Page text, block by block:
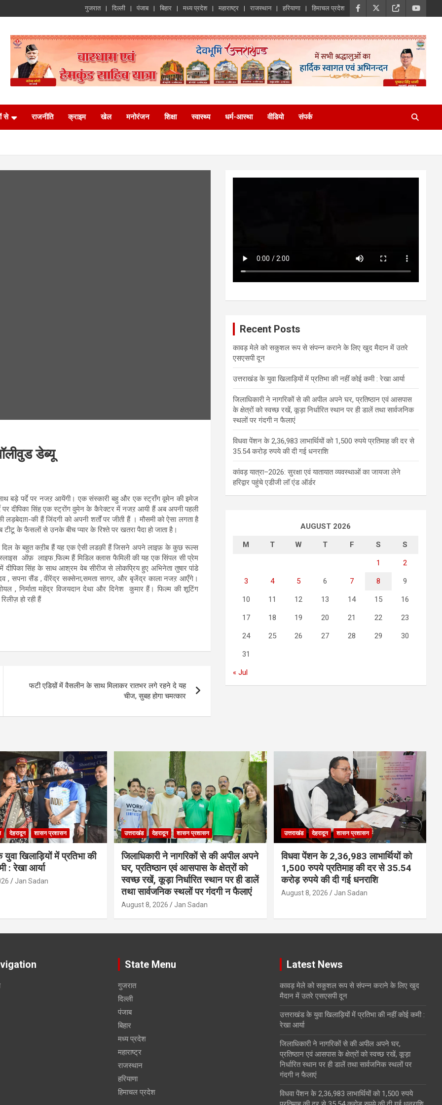
गुजरात दिल्ली पंजाब बिहार मध्य प्रदेश महाराष्ट्र राजस्थान हरियाणा हिमाचल प्रदेश
से राजनीति क्राइम खेल मनोरंजन शिक्षा स्वास्थ्य धर्म-आस्था वीडियो संपर्क
डेब्यू
बड़े पर्दे पर नजऱ आयेंगी। एक संस्कारी बहु और एक स्ट्रॉंग वूमेन की इमेज
पर दीपिका सिंह एक स्ट्रोंग वुमेन के कैरेक्टर में नजऱ आयी हैं अब अपनी पहली
की हैं जिंदगी को अपनी शर्तों पर जीती हैं । मौसमी को ऐसा लगता है
के फैसलों से उनके बीच प्यार के रिश्ते पर खतरा पैदा हो जाता है।
मेरे दिल के बहुत कऱीब हैं यह एक ऐसी लडक़ी हैं जिसने अपने लाइफ़ के कुछ रूल्स
ऑफ़ लाइफ फि़ल्म हैं मिडिल क्लास फैमिली की यह एक सिंपल सी प्रेम
सिंह के साथ आश्रम वेब सीरीज से लोकप्रिय हुए अभिनेता तुषार पांडे
, सपना सैंड , वीरेंद्र सक्सेना,समता सागर, और बृजेंद्र काला नजऱ आएँगे।
, निर्माता महेंद्र विजयदान देथा और दिनेश कुमार हैं। फिल्म की शूटिंग
हो रही हैं
फटी एडिय़ों में वैसलीन के साथ मिलाकर रातभर लगे रहने दे यह
चीज, सुबह होगा चमत्कार
Recent Posts
कावड़ मेले को सकुशल रूप से संपन्न कराने के लिए खुद मैदान में उतरे
एसएसपी दून
उत्तराखंड के युवा खिलाड़ियों में प्रतिभा की नहीं कोई कमी : रेखा आर्या
जिलाधिकारी ने नागरिकों से की अपील अपने घर, प्रतिष्ठान एवं आसपास
के क्षेत्रों को स्वच्छ रखें, कूड़ा निर्धारित स्थान पर ही डालें तथा सार्वजनिक
स्थलों पर गंदगी न फैलाएं
विधवा पेंशन के 2,36,983 लाभार्थियों को 1,500 रुपये प्रतिमाह की दर से
35.54 करोड़ रुपये की दी गई धनराशि
कांवड़ यात्रा–2026: सुरक्षा एवं यातायात व्यवस्थाओं का जायजा लेने
हरिद्वार पहुंचे एडीजी लॉ एंड ऑर्डर
AUGUST 2026
M T W T F S S
1 2
3 4 5 6 7 8 9
10 11 12 13 14 15 16
17 18 19 20 21 22 23
24 25 26 27 28 29 30
31
« Jul
देहरादून शासन प्रशासन
खिलाड़ियों में प्रतिभा की
: रेखा आर्या
Jan Sadan
उत्तराखंड देहरादून शासन प्रशासन
जिलाधिकारी ने नागरिकों से की अपील अपने
घर, प्रतिष्ठान एवं आसपास के क्षेत्रों को
स्वच्छ रखें, कूड़ा निर्धारित स्थान पर ही डालें
तथा सार्वजनिक स्थलों पर गंदगी न फैलाएं
August 8, 2026 Jan Sadan
उत्तराखंड देहरादून शासन प्रशासन
विधवा पेंशन के 2,36,983 लाभार्थियों को
1,500 रुपये प्रतिमाह की दर से 35.54
करोड़ रुपये की दी गई धनराशि
August 8, 2026 Jan Sadan
State Menu
गुजरात
दिल्ली
पंजाब
बिहार
मध्य प्रदेश
महाराष्ट्र
राजस्थान
हरियाणा
हिमाचल प्रदेश
Latest News
कावड़ मेले को सकुशल रूप से संपन्न कराने के लिए खुद
मैदान में उतरे एसएसपी दून
उत्तराखंड के युवा खिलाड़ियों में प्रतिभा की नहीं कोई कमी :
रेखा आर्या
जिलाधिकारी ने नागरिकों से की अपील अपने घर,
प्रतिष्ठान एवं आसपास के क्षेत्रों को स्वच्छ रखें, कूड़ा
निर्धारित स्थान पर ही डालें तथा सार्वजनिक स्थलों पर
गंदगी न फैलाएं
विधवा पेंशन के 2,36,983 लाभार्थियों को 1,500 रुपये